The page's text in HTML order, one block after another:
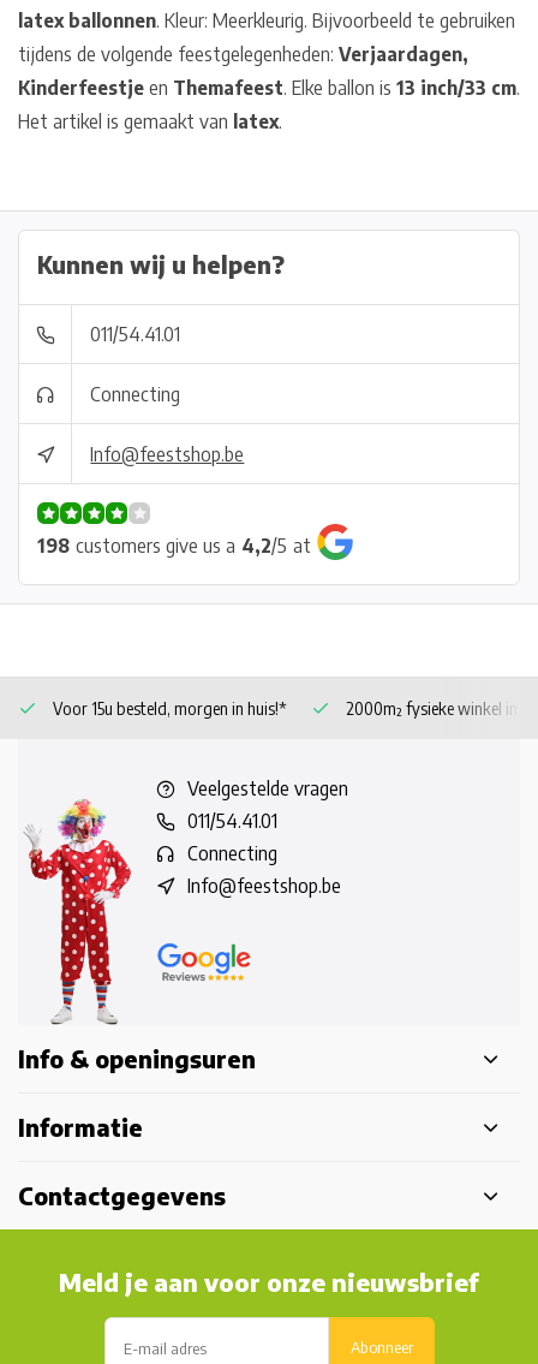
latex ballonnen. Kleur: Meerkleurig. Bijvoorbeeld te gebruiken
tijdens de volgende feestgelegenheden: Verjaardagen,
Kinderfeestje en Themafeest. Elke ballon is 13 inch/33 cm.
Het artikel is gemaakt van latex.
Kunnen wij u helpen?
011/54.41.01
Connecting
Info@feestshop.be
198 customers give us a 4,2/5 at
Voor 15u besteld, morgen in huis!* 2000m² fysieke winkel in
Veelgestelde vragen
011/54.41.01
Connecting
Info@feestshop.be
Info & openingsuren
Informatie
Contactgegevens
Meld je aan voor onze nieuwsbrief
Abonneer